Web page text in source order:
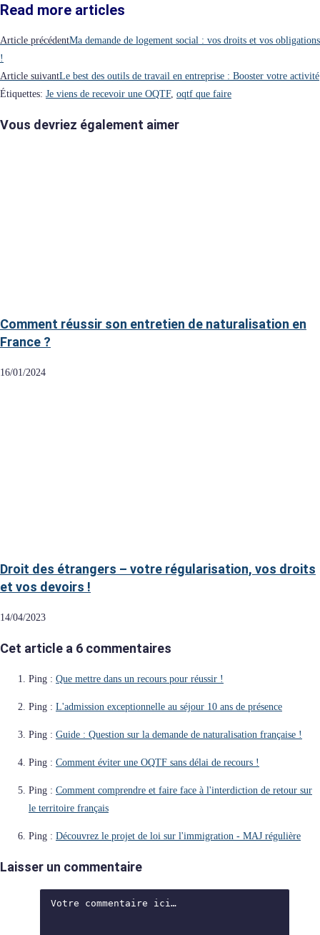
Read more articles
Article précédentMa demande de logement social : vos droits et vos obligations
!
Article suivantLe best des outils de travail en entreprise : Booster votre activité
Étiquettes: Je viens de recevoir une OQTF, oqtf que faire
Vous devriez également aimer
Comment réussir son entretien de naturalisation en
France ?
16/01/2024
Droit des étrangers – votre régularisation, vos droits
et vos devoirs !
14/04/2023
Cet article a 6 commentaires
Ping : Que mettre dans un recours pour réussir !
Ping : L'admission exceptionnelle au séjour 10 ans de présence
Ping : Guide : Question sur la demande de naturalisation française !
Ping : Comment éviter une OQTF sans délai de recours !
Ping : Comment comprendre et faire face à l'interdiction de retour sur
le territoire français
Ping : Découvrez le projet de loi sur l'immigration - MAJ régulière
Laisser un commentaire